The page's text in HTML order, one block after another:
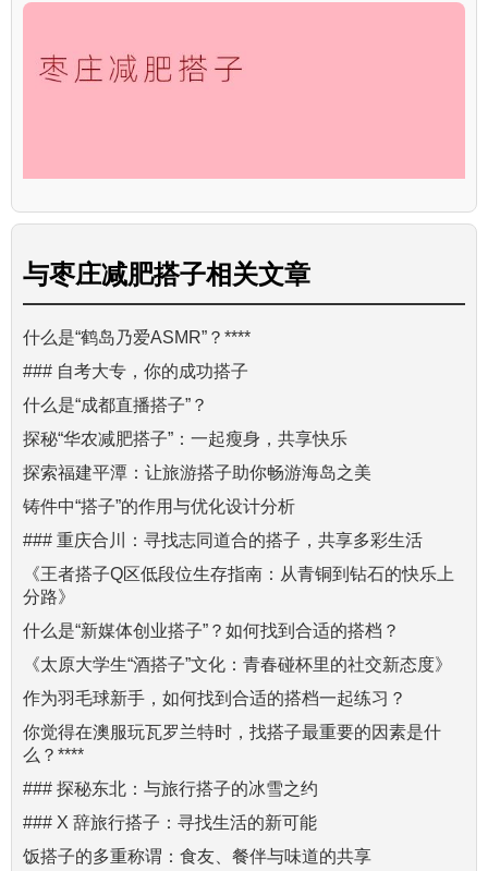
与枣庄减肥搭子相关文章
什么是“鹤岛乃爱ASMR”？****
### 自考大专，你的成功搭子
什么是“成都直播搭子”？
探秘“华农减肥搭子”：一起瘦身，共享快乐
探索福建平潭：让旅游搭子助你畅游海岛之美
铸件中“搭子”的作用与优化设计分析
### 重庆合川：寻找志同道合的搭子，共享多彩生活
《王者搭子Q区低段位生存指南：从青铜到钻石的快乐上
分路》
什么是“新媒体创业搭子”？如何找到合适的搭档？
《太原大学生“酒搭子”文化：青春碰杯里的社交新态度》
作为羽毛球新手，如何找到合适的搭档一起练习？
你觉得在澳服玩瓦罗兰特时，找搭子最重要的因素是什
么？****
### 探秘东北：与旅行搭子的冰雪之约
### X 辞旅行搭子：寻找生活的新可能
饭搭子的多重称谓：食友、餐伴与味道的共享